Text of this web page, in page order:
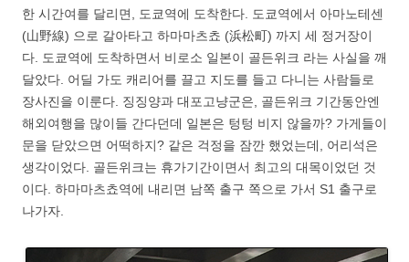
한 시간여를 달리면, 도쿄역에 도착한다. 도쿄역에서 아마노테센
(山野線) 으로 갈아타고 하마마츠쵸 (浜松町) 까지 세 정거장이
다. 도쿄역에 도착하면서 비로소 일본이 골든위크 라는 사실을 깨
달았다. 어딜 가도 캐리어를 끌고 지도를 들고 다니는 사람들로
장사진을 이룬다. 징징양과 대포고냥군은, 골든위크 기간동안엔
해외여행을 많이들 간다던데 일본은 텅텅 비지 않을까? 가게들이
문을 닫았으면 어떡하지? 같은 걱정을 잠깐 했었는데, 어리석은
생각이었다. 골든위크는 휴가기간이면서 최고의 대목이었던 것
이다. 하마마츠쵸역에 내리면 남쪽 출구 쪽으로 가서 S1 출구로
나가자.